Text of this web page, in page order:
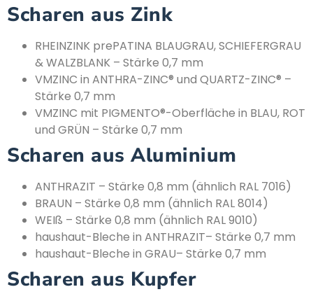
Scharen aus Zink
RHEINZINK prePATINA BLAUGRAU, SCHIEFERGRAU
& WALZBLANK – Stärke 0,7 mm
VMZINC in ANTHRA-ZINC® und QUARTZ-ZINC® –
Stärke 0,7 mm
VMZINC mit PIGMENTO®-Oberfläche in BLAU, ROT
und GRÜN – Stärke 0,7 mm
Scharen aus Aluminium
ANTHRAZIT – Stärke 0,8 mm (ähnlich RAL 7016)
BRAUN – Stärke 0,8 mm (ähnlich RAL 8014)
WEIß – Stärke 0,8 mm (ähnlich RAL 9010)
haushaut-Bleche in ANTHRAZIT– Stärke 0,7 mm
haushaut-Bleche in GRAU– Stärke 0,7 mm
Scharen aus Kupfer